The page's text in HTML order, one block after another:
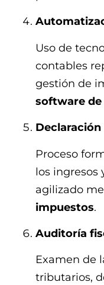
Uso de
contables
gestión de
software
Proceso
los ingresos
agilizado
impuestos.
Auditoría
Examen de
tributarios,